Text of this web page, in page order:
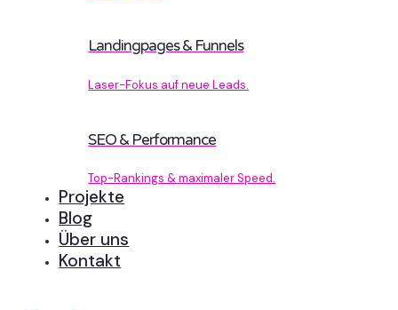
Landingpages & Funnels
Laser-Fokus auf neue Leads.
SEO & Performance
Top-Rankings & maximaler Speed.
Projekte
Blog
Über uns
Kontakt